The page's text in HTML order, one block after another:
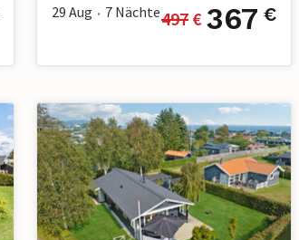
29 Aug • 7 Nächte497 € 367 €